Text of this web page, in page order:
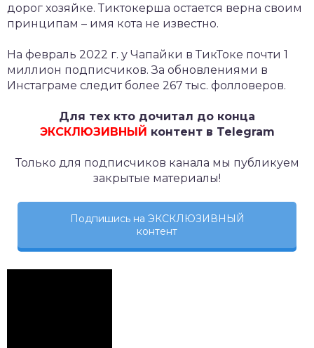
дорог хозяйке. Тиктокерша остается верна своим
принципам – имя кота не известно.
На февраль 2022 г. у Чапайки в ТикТоке почти 1
миллион подписчиков. За обновлениями в
Инстаграме следит более 267 тыс. фолловеров.
Для тех кто дочитал до конца
ЭКСКЛЮЗИВНЫЙ контент в Telegram
Только для подписчиков канала мы публикуем
закрытые материалы!
Подпишись на ЭКСКЛЮЗИВНЫЙ
контент